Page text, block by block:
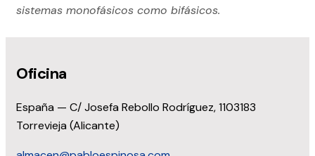
sistemas monofásicos como bifásicos.
Oficina
España — C/ Josefa Rebollo Rodríguez, 1103183
Torrevieja (Alicante)